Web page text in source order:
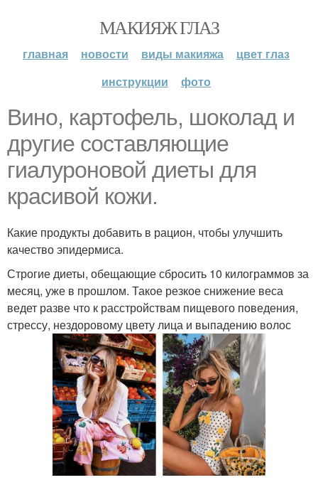
МАКИЯЖ ГЛАЗ
главная новости виды макияжа
цвет глаз
инструкции
фото
Вино, картофель, шоколад и
другие составляющие
гиалуроновой диеты для
красивой кожи.
Какие продукты добавить в рацион, чтобы улучшить
качество эпидермиса.
Строгие диеты, обещающие сбросить 10 килограммов за
месяц, уже в прошлом. Такое резкое снижение веса
ведет разве что к расстройствам пищевого поведения,
стрессу, нездоровому цвету лица и выпадению волос